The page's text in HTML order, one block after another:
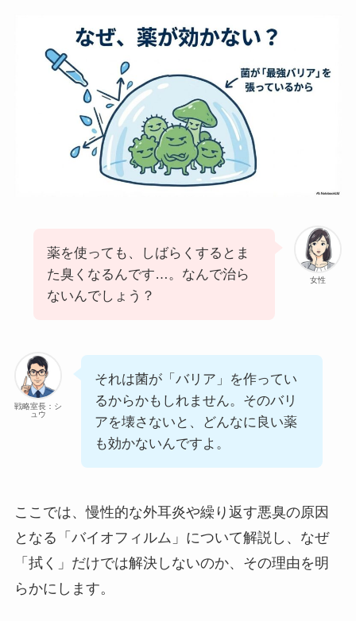
女性
薬を使っても、しばらくするとま
た臭くなるんです…。なんで治ら
ないんでしょう？
戦略室長：シ
ュウ
それは菌が「バリア」を作ってい
るからかもしれません。そのバリ
アを壊さないと、どんなに良い薬
も効かないんですよ。
ここでは、慢性的な外耳炎や繰り返す悪臭の原因
となる「バイオフィルム」について解説し、なぜ
「拭く」だけでは解決しないのか、その理由を明
らかにします。